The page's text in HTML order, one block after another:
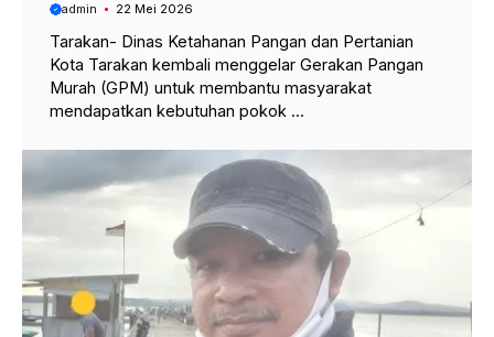
admin 22 Mei 2026
Tarakan- Dinas Ketahanan Pangan dan Pertanian
Kota Tarakan kembali menggelar Gerakan Pangan
Murah (GPM) untuk membantu masyarakat
mendapatkan kebutuhan pokok ...